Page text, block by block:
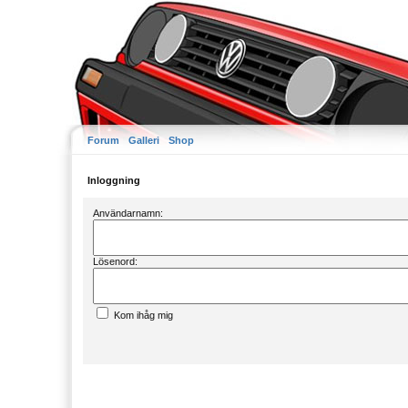
Forum Galleri Shop
Inloggning
Användarnamn:
Lösenord:
Kom ihåg mig